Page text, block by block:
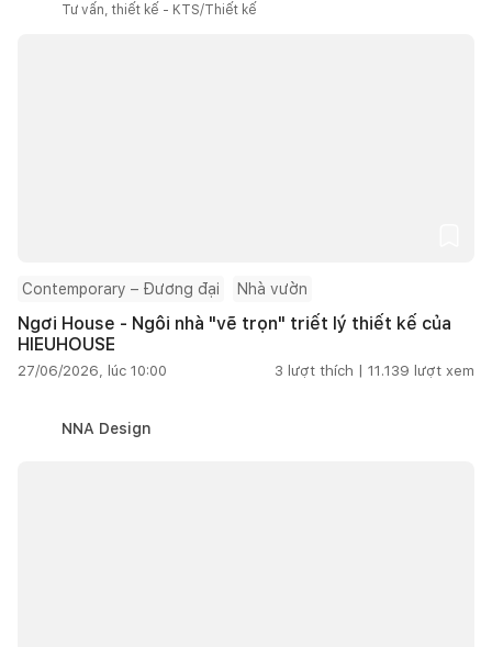
Tư vấn, thiết kế - KTS/Thiết kế
Contemporary – Đương đại Nhà vườn
Ngơi House - Ngôi nhà "vẽ trọn" triết lý thiết kế của
HIEUHOUSE
27/06/2026, lúc 10:00 3 lượt thích | 11.139 lượt xem
NNA Design